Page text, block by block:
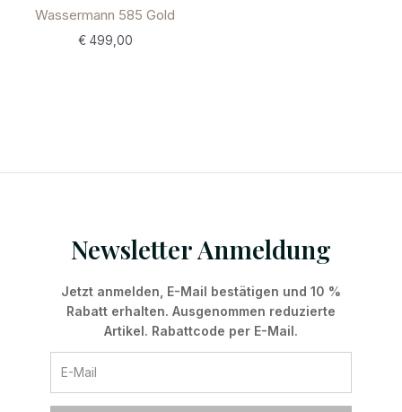
Wassermann 585 Gold
€499,00
Newsletter Anmeldung
Jetzt anmelden, E-Mail bestätigen und 10 %
Rabatt erhalten. Ausgenommen reduzierte
Artikel. Rabattcode per E-Mail.